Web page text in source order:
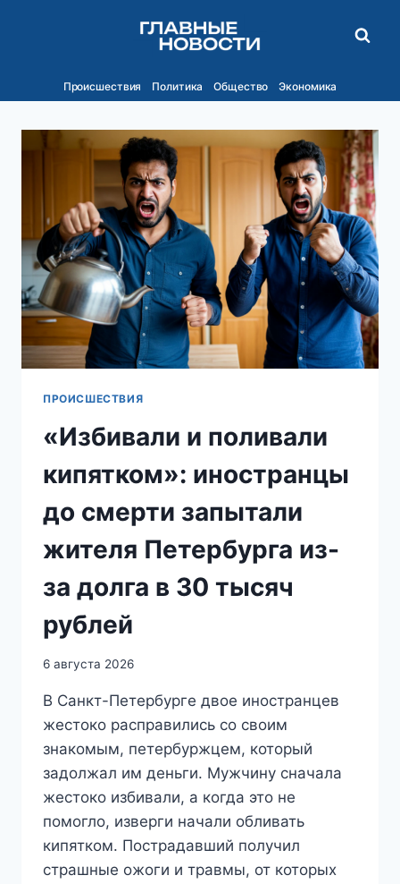
Происшествия Политика Общество Экономика
ПРОИСШЕСТВИЯ
«Избивали и поливали
кипятком»: иностранцы
до смерти запытали
жителя Петербурга из-
за долга в 30 тысяч
рублей
6 августа 2026
В Санкт-Петербурге двое иностранцев
жестоко расправились со своим
знакомым, петербуржцем, который
задолжал им деньги. Мужчину сначала
жестоко избивали, а когда это не
помогло, изверги начали обливать
кипятком. Пострадавший получил
страшные ожоги и травмы, от которых